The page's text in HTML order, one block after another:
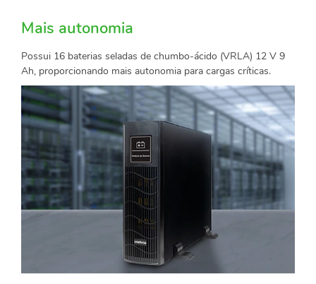
Mais autonomia
Possui 16 baterias seladas de chumbo-ácido (VRLA) 12 V 9
Ah, proporcionando mais autonomia para cargas críticas.